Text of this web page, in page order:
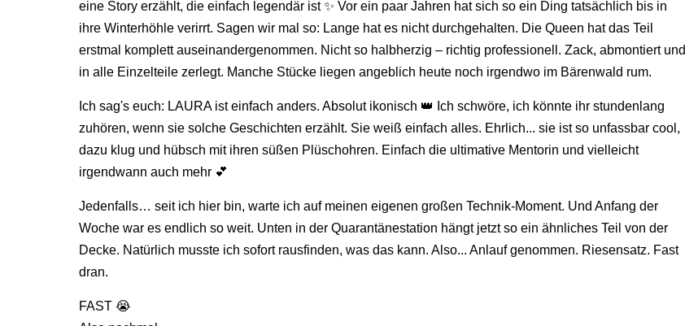
eine Story erzählt, die einfach legendär ist ✨ Vor ein paar Jahren hat sich so ein Ding tatsächlich bis in
ihre Winterhöhle verirrt. Sagen wir mal so: Lange hat es nicht durchgehalten. Die Queen hat das Teil
erstmal komplett auseinandergenommen. Nicht so halbherzig – richtig professionell. Zack, abmontiert und
in alle Einzelteile zerlegt. Manche Stücke liegen angeblich heute noch irgendwo im Bärenwald rum.
Ich sag's euch: LAURA ist einfach anders. Absolut ikonisch 👑 Ich schwöre, ich könnte ihr stundenlang
zuhören, wenn sie solche Geschichten erzählt. Sie weiß einfach alles. Ehrlich... sie ist so unfassbar cool,
dazu klug und hübsch mit ihren süßen Plüschohren. Einfach die ultimative Mentorin und vielleicht
irgendwann auch mehr 💕
Jedenfalls… seit ich hier bin, warte ich auf meinen eigenen großen Technik-Moment. Und Anfang der
Woche war es endlich so weit. Unten in der Quarantänestation hängt jetzt so ein ähnliches Teil von der
Decke. Natürlich musste ich sofort rausfinden, was das kann. Also... Anlauf genommen. Riesensatz. Fast
dran.
FAST 😭